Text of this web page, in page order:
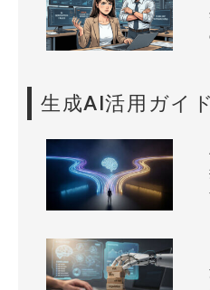
生成AI活用ガイド